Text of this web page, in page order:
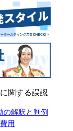
関する誤認
の解釈と判例
用